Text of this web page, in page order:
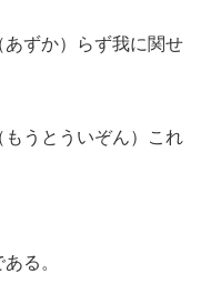
ずか）らず我に関せ
うとういぞん）これ
る。